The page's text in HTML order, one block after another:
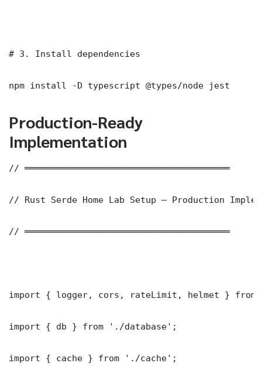
# 3. Install dependencies
npm install -D typescript @types/node jest
Production-Ready
Implementation
// ═══════════════════════════════════════
// Rust Serde Home Lab Setup — Production
// ═══════════════════════════════════════
import { logger, cors, rateLimit, helmet } from
import { db } from './database';
import { cache } from './cache';